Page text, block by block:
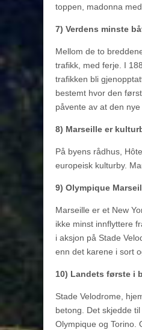
toppen, madonna
7) Verdens minste
Mellom de to
trafikk, med ferje. I
trafikken bli
bestemt hvor den
påvente av at den
8) Marseille er
På byens rådhus,
europeisk kulturby.
9) Olympique
Marseille er et New
ikke minst innflyttere
i aksjon på Stade
enn det karene i sort
10) Landets første i
Stade Velodrome,
betong. Det skjedde
Olympique og Torino.